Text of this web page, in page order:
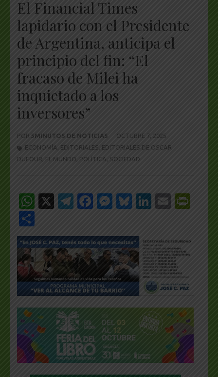
El Financial Times
lapidario con el Presidente
de Argentina, anticipa el
principio del fin: “El
fracaso de Milei ha
inquietado a los
inversores”
POR 5MINUTOS DE NOTICIAS
OCTUBRE 7, 2025
ECONOMÍA , EDITORIALES
EDITORIALES DE OSCAR
DUFOUR , EL MUNDO , POLÍTICA SOCIEDAD
WhatsApp
X Telegram
Facebook
Messenger
Bluesky
LinkedIn
Email